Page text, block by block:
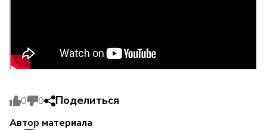
0 0 Поделиться
Автор материала